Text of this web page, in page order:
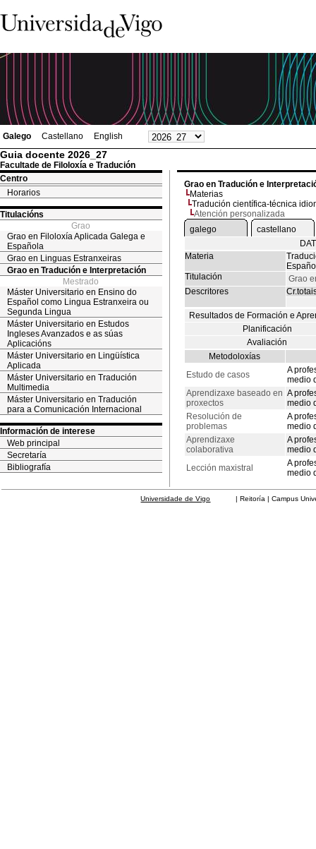
Galego Castellano English
Guia docente 2026_27
Facultade de Filoloxía e Tradución
Centro
Horarios
Titulacións
Grao
Grao en Filoloxía Aplicada Galega e
Española
Grao en Linguas Estranxeiras
Grao en Tradución e Interpretación
Mestrado
Máster Universitario en Ensino do
Español como Lingua Estranxeira ou
Segunda Lingua
Máster Universitario en Estudos
Ingleses Avanzados e as súas
Aplicacións
Máster Universitario en Lingüística
Aplicada
Máster Universitario en Tradución
Multimedia
Máster Universitario en Tradución
para a Comunicación Internacional
Información de interese
Web principal
Secretaría
Bibliografía
Grao en Tradución e
Materias
Tradución científica-técnica
Atención personalizada
galego
castellano
Materia
Titulación
Grao
Descritores
Resultados de Formación e
Planificación
Avaliación
Metodoloxías
Estudo de casos
A
medio
Aprendizaxe baseado en
proxectos
A
medio
Resolución de
problemas
A
medio
Aprendizaxe
colaborativa
A
medio
Lección maxistral
A
medio
Universidade de Vigo | Reitoría | Campus